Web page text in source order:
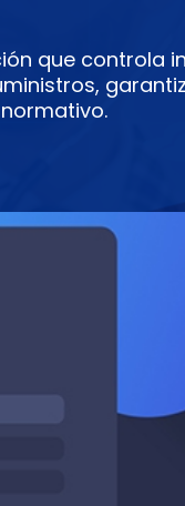
que controla